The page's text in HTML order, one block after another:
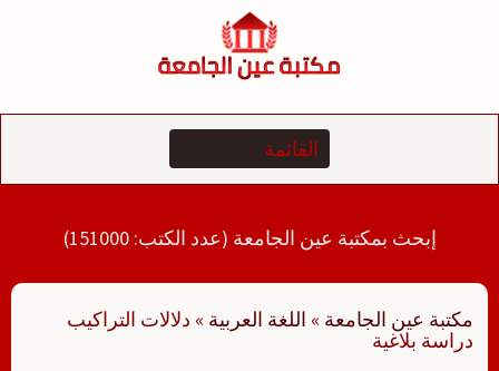
إبحث بمكتبة عين الجامعة (عدد الكتب: 151000)
مكتبة عين الجامعة » اللغة العربية » دلالات التراكيب
دراسة بلاغية